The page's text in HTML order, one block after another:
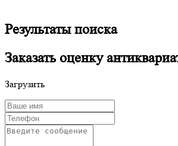
Результаты поиска
Заказать оценку
Загрузить